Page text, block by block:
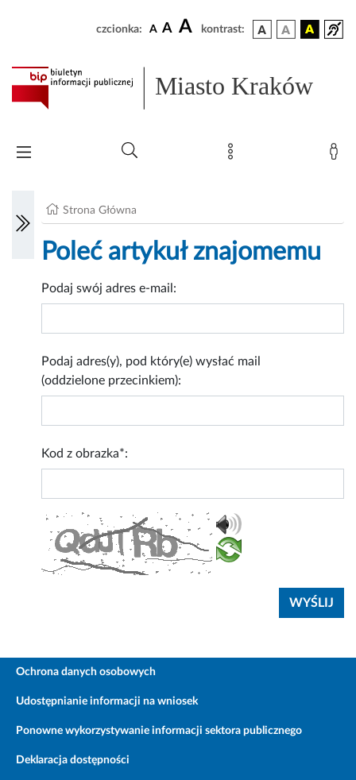
czcionka: A A A kontrast:
Miasto Kraków
Strona Główna
Poleć artykuł znajomemu
Podaj swój adres e-mail:
Podaj adres(y), pod który(e) wysłać mail
(oddzielone przecinkiem):
Kod z obrazka*:
Ochrona danych osobowych
Udostępnianie informacji na wniosek
Ponowne wykorzystywanie informacji sektora publicznego
Deklaracja dostępności